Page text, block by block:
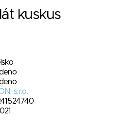
kuskus
s.r.o.